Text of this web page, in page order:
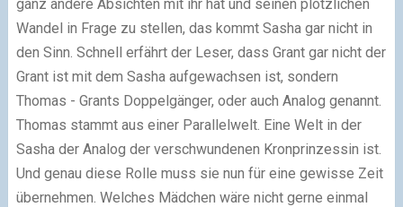
ganz andere Absichten mit ihr hat und seinen plötzlichen
Wandel in Frage zu stellen, das kommt Sasha gar nicht in
den Sinn. Schnell erfährt der Leser, dass Grant gar nicht der
Grant ist mit dem Sasha aufgewachsen ist, sondern
Thomas - Grants Doppelgänger, oder auch Analog genannt.
Thomas stammt aus einer Parallelwelt. Eine Welt in der
Sasha der Analog der verschwundenen Kronprinzessin ist.
Und genau diese Rolle muss sie nun für eine gewisse Zeit
übernehmen. Welches Mädchen wäre nicht gerne einmal